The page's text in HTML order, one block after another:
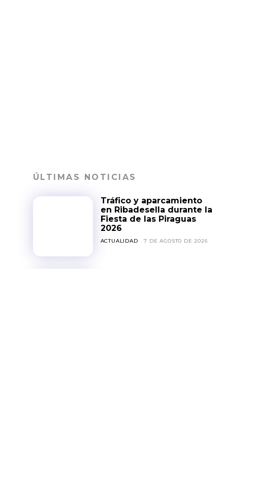
ÚLTIMAS NOTICIAS
Tráfico y aparcamiento
en Ribadesella durante la
Fiesta de las Piraguas
2026
ACTUALIDAD 7 DE AGOSTO DE 2026